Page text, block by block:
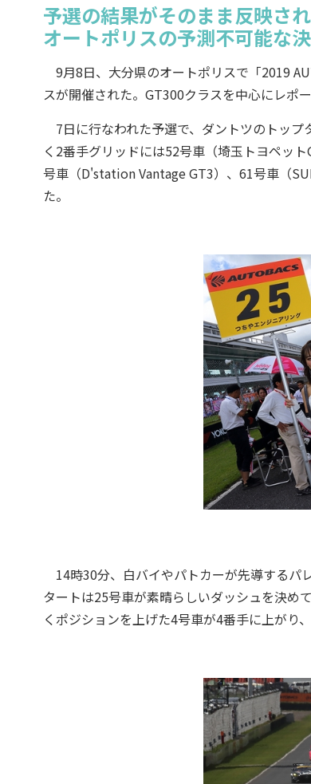
予選の結果がそのまま反映さ
オートポリスの予測不可能な
9月8日、大分県のオートポリスで「2019
スが開催された。GT300クラスを中心にレポー
7日に行なわれた予選で、ダントツのトップ
く2番手グリッドには52号車（埼玉トヨペッ
号車（D'station Vantage GT3）、61号車（
た。
14時30分、白バイやパトカーが先導するパ
タートは25号車が素晴らしいダッシュを決め
くポジションを上げた4号車が4番手に上がり